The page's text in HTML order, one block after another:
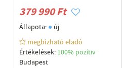
billentyűze 1 év
Garancia Deák Térnél
Azonnal
379 990 Ft
Állapota: ●új
megbízható eladó
Értékelések: 100% pozítiv
Budapest